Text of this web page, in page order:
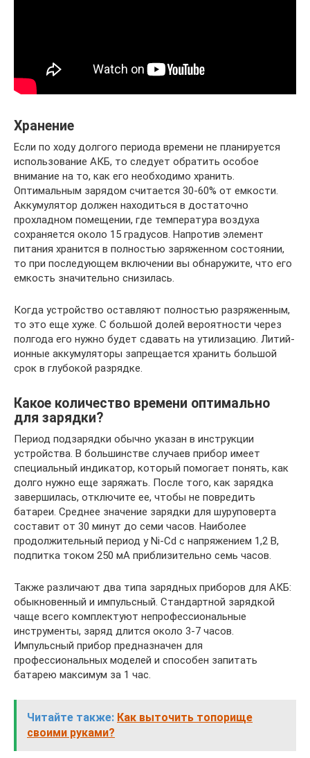
Хранение
Если по ходу долгого периода времени не планируется
использование АКБ, то следует обратить особое
внимание на то, как его необходимо хранить.
Оптимальным зарядом считается 30-60% от емкости.
Аккумулятор должен находиться в достаточно
прохладном помещении, где температура воздуха
сохраняется около 15 градусов. Напротив элемент
питания хранится в полностью заряженном состоянии,
то при последующем включении вы обнаружите, что его
емкость значительно снизилась.
Когда устройство оставляют полностью разряженным,
то это еще хуже. С большой долей вероятности через
полгода его нужно будет сдавать на утилизацию. Литий-
ионные аккумуляторы запрещается хранить большой
срок в глубокой разрядке.
Какое количество времени оптимально
для зарядки?
Период подзарядки обычно указан в инструкции
устройства. В большинстве случаев прибор имеет
специальный индикатор, который помогает понять, как
долго нужно еще заряжать. После того, как зарядка
завершилась, отключите ее, чтобы не повредить
батареи. Среднее значение зарядки для шуруповерта
составит от 30 минут до семи часов. Наиболее
продолжительный период у Ni-Cd с напряжением 1,2 В,
подпитка током 250 мА приблизительно семь часов.
Также различают два типа зарядных приборов для АКБ:
обыкновенный и импульсный. Стандартной зарядкой
чаще всего комплектуют непрофессиональные
инструменты, заряд длится около 3-7 часов.
Импульсный прибор предназначен для
профессиональных моделей и способен запитать
батарею максимум за 1 час.
Читайте также: Как выточить топорище
своими руками?